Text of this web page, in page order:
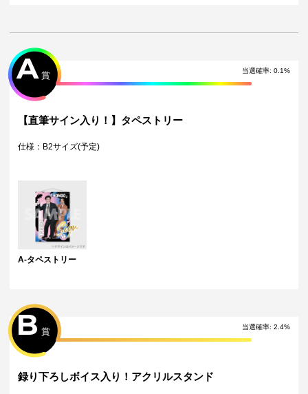
・景品の配送完了から1ヶ月経過後にお問合せいただいた景品の不備、未
・本サービスで獲得された景品をオークション等へ出品する行為、その
他営利目的での転売行為は禁止しております。
・本サービスで獲得された動画･画像･ボイス等のデジタルコンテンツ
は、出品者が著作権を有しております。無断でのSNS等での公開、譲
渡、その他著作権を侵害する行為は禁止しております。
・当選権利は当選者ご本人のみ有効となります。当選権利の譲渡、オー
クション等への出品、その他営利目的での転売は禁止しております。
合がございます。その場合、別のサイン入り景品に変更させていただく
ズ・縫製・糸くずなどに関しましては交換対象外となります。
・弊社サイト以外で景品を購入された場合、弊社は一切責任を負いませ
・一部の景品は希望景品の選択や希望の宛名を入力（オプション登録）
する必要がございます。期限内に登録いただけなかった場合、ご希望の
景品や宛名以外でのお届けとなる可能性がございます。
た配送となる場合がございます。
・弊社指定の配送業者から発送させていただくため、配送業者および配
送方法はお選びいただくことができません。
・日本国内在住のお客様からの海外への配送はできません。
・多連特典をご希望の場合、「くじ引き内容の選択」にてご希望の景品
当選確率: 0.1%
A 賞
【直筆サイン入り！】タペストリー
仕様：B2サイズ(予定)
A-タペストリー
当選確率: 2.4%
B 賞
録り下ろしボイス入り！アクリルスタンド